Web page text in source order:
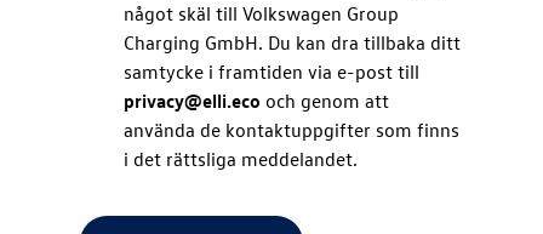
något skäl till Volkswagen Group
Charging GmbH. Du kan dra tillbaka ditt
samtycke i framtiden via e-post till
privacy@elli.eco och genom att
använda de kontaktuppgifter som finns
i det rättsliga meddelandet.